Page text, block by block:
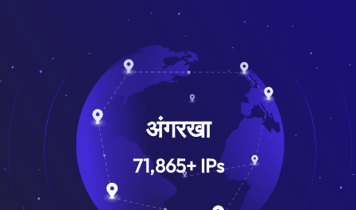
अंगरखा
71,865+IPs